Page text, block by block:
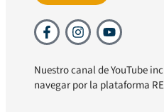
Nuestro canal de YouTube
navegar por la plataforma